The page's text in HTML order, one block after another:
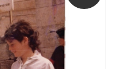
כהן
ספרי